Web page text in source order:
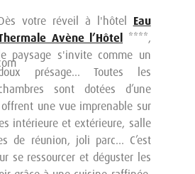
votre réveil à l'hôtel Eau
Avène l’Hôtel ****,
paysage s'invite comme un
présage… Toutes les
sont dotées d’une
une vue imprenable sur
intérieure et extérieure, salle
de réunion, joli parc… C’est
se ressourcer et déguster les